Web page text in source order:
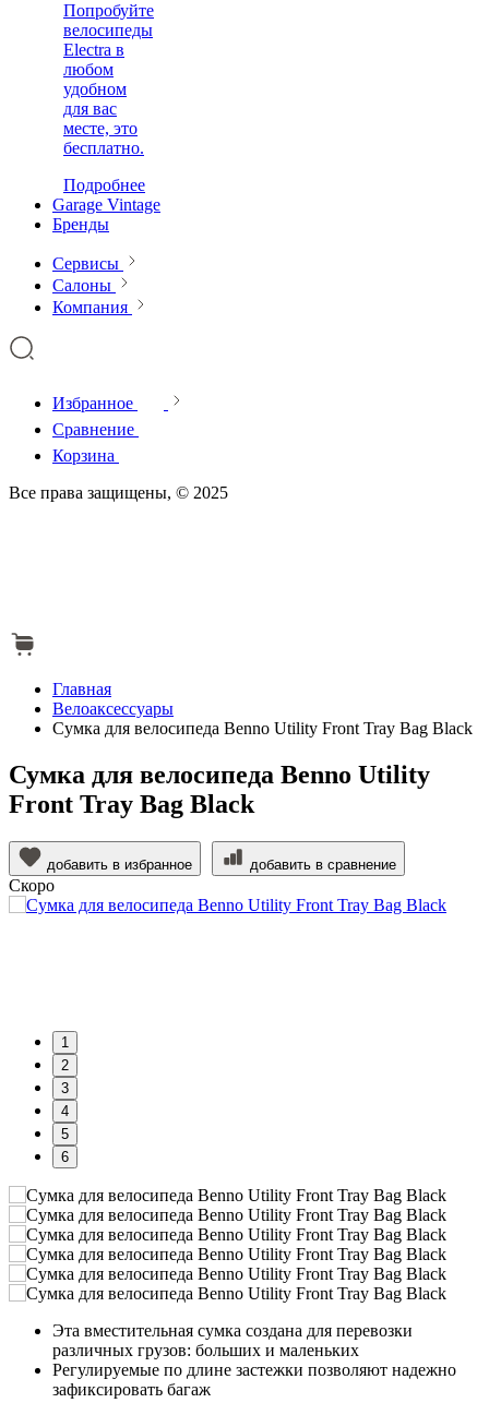
Попробуйте
велосипеды
Electra в
любом
удобном
для вас
месте, это
бесплатно.
Подробнее
Garage Vintage
Бренды
Сервисы
Салоны
Компания
Избранное
Сравнение
Корзина
Все права защищены, © 2025
Главная
Велоаксессуары
Сумка для велосипеда Benno Utility Front Tray Bag Black
Сумка для велосипеда Benno Utility
Front Tray Bag Black
добавить в избранное добавить в сравнение
Скоро
1
2
3
4
5
6
Эта вместительная сумка создана для перевозки
различных грузов: больших и маленьких
Регулируемые по длине застежки позволяют надежно
зафиксировать багаж